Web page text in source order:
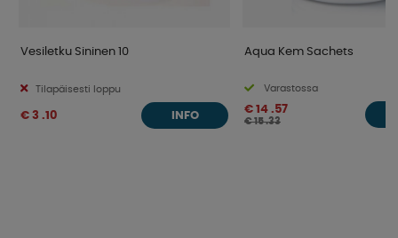
Vesiletku Sininen 10
Tilapäisesti loppu
€ 3 .10 INFO
Aqua Kem Sachets
Varastossa
€ 14 .57
€ 15 .33